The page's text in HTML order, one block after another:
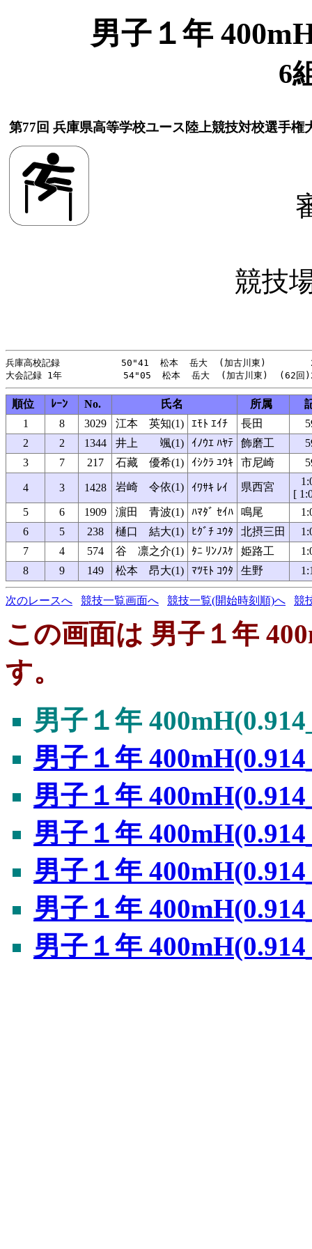
男子１年
6
第77回 兵庫県高等学校ユース陸上競技対校選手権
競技
兵庫高校記録           50"41  松本  岳大  (加古川東)
順位 ﾚｰﾝ No. 氏名 所属
1
8 3029 江本 英知(1) ｴﾓﾄ ｴｲﾁ 長田
2
2 1344 井上 颯(1) ｲﾉｳｴ ﾊﾔﾃ 飾磨工
3
7 217 石藏 優希(1) ｲｼｸﾗ ﾕｳｷ 市尼崎
4 3 1428 岩崎 令依(1) ｲﾜｻｷ ﾚｲ 県西宮
[
5
6 1909 濵田 青波(1) ﾊﾏﾀﾞ ｾｲﾊ 鳴尾
6
5 238 樋口 結大(1) ﾋｸﾞﾁ ﾕｳﾀ 北摂三田
7
4 574 谷 凛之介(1) ﾀﾆ ﾘﾝﾉｽｹ 姫路工
8
9 149 松本 昂大(1) ﾏﾂﾓﾄ ｺｳﾀ 生野
次のレースへ 競技一覧画面へ 競技一覧(開始時刻順)へ 競
この画面は 男子１年
す。
男子１年
男子１年
男子１年
男子１年
男子１年
男子１年
男子１年